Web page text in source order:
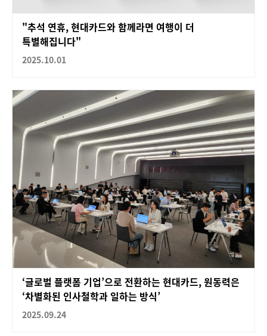
"추석 연휴, 현대카드와 함께라면 여행이 더
특별해집니다"
2025.10.01
‘글로벌 플랫폼 기업’으로 전환하는 현대카드, 원동력은
‘차별화된 인사철학과 일하는 방식’
2025.09.24